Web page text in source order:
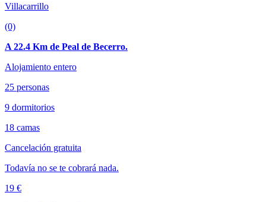
Villacarrillo
(0)
A 22.4 Km de Peal de Becerro.
Alojamiento entero
25 personas
9 dormitorios
18 camas
Cancelación gratuita
Todavía no se te cobrará nada.
19 €